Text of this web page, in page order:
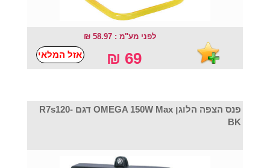
לפני מע"מ : 58.97 ₪
69 ₪ אזל המלאי
פנס הצפה הלוגן OMEGA 150W Max דגם R7s120-
BK